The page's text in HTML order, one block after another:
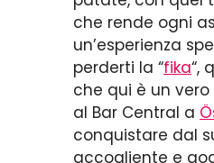
che rende ogni
un’esperienza
perderti la “fika“,
che qui è un vero
al Bar Central a
conquistare dal
accogliente e